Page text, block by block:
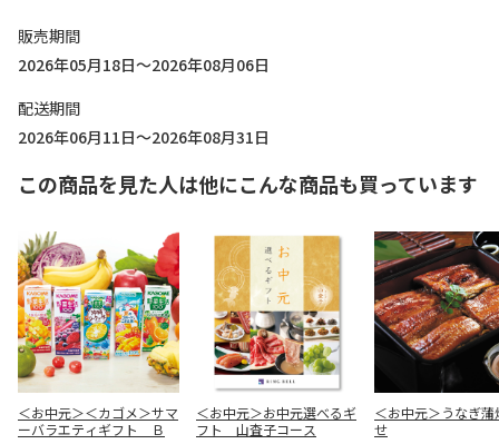
販売期間
2026年05月18日～2026年08月06日
配送期間
2026年06月11日～2026年08月31日
この商品を見た人は他にこんな商品も買っています
＜お中元＞＜カゴメ＞サマ
ーバラエティギフト Ｂ
＜お中元＞お中元選べるギ
フト 山査子コース
＜お中元＞うなぎ蒲
せ